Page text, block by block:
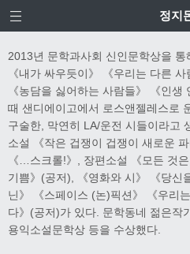
정지
2013년 문학과사회 신인문학상을
《내가 싸우듯이》 《우리는 다른
《농담을 싫어하는 사람들》 《인
때 샌디에이고에서 로스앤젤레스로
구술한, 막연히 LA/운전 시들이라고
소설 《작은 겁쟁이 겁쟁이 새로운
《…스크롤!》, 장편소설 《모든 것
기쁨》(공저), 《영화와 시》 《당신
닌》 《스페이스 (논)픽션》 《우리
다》(공저)가 있다. 문학동네 젊은작
용익소설문학상 등을 수상했다.